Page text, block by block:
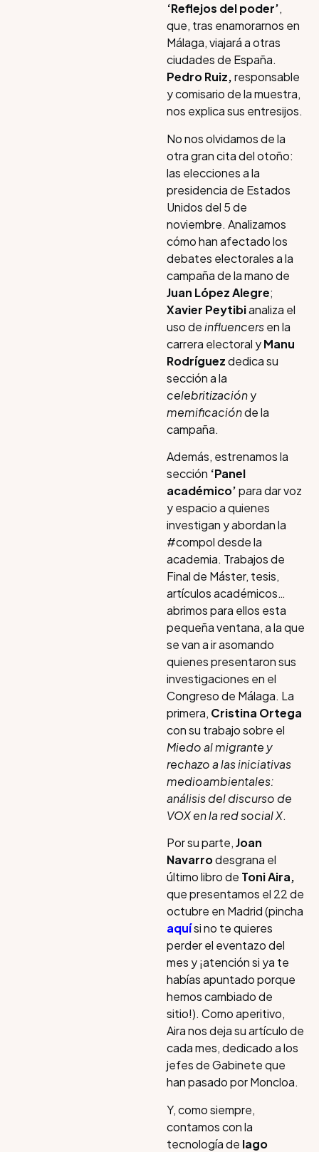
‘Reflejos del poder’,
que, tras enamorarnos en
Málaga, viajará a otras
ciudades de España.
Pedro Ruiz,responsable
y comisario de la muestra,
nos explica sus entresijos.
No nos olvidamos de la
otra gran cita del otoño:
las elecciones a la
presidencia de Estados
Unidos del 5 de
noviembre. Analizamos
cómo han afectado los
debates electorales a la
campaña de la mano de
Juan López Alegre;
Xavier Peytibianaliza el
uso deinfluencersen la
carrera electoral yManu
Rodríguezdedica su
sección a la
celebritizacióny
memificaciónde la
campaña.
Además, estrenamos la
sección ‘Panel
académico’para dar voz
y espacio a quienes
investigan y abordan la
#compol desde la
academia. Trabajos de
Final de Máster, tesis,
artículos académicos…
abrimos para ellos esta
pequeña ventana, a la que
se van a ir asomando
quienes presentaron sus
investigaciones en el
Congreso de Málaga. La
primera, Cristina Ortega
con su trabajo sobre el
Miedo al migrante y
rechazo a las iniciativas
medioambientales:
análisis del discurso de
VOX en la red social X.
Por su parte,Joan
Navarrodesgrana el
último libro de Toni Aira,
que presentamos el 22 de
octubre en Madrid (pincha
aquísi no te quieres
perder el eventazo del
mes y ¡atención si ya te
habías apuntado porque
hemos cambiado de
sitio!). Como aperitivo,
Aira nos deja su artículo de
cada mes, dedicado a los
jefes de Gabinete que
han pasado por Moncloa.
Y, como siempre,
contamos con la
tecnología de Iago